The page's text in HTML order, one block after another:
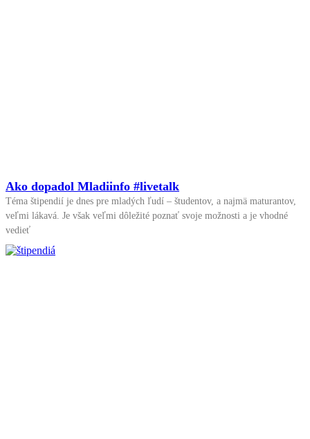
Ako dopadol Mladiinfo #livetalk
Téma štipendií je dnes pre mladých ľudí – študentov, a najmä maturantov,
veľmi lákavá. Je však veľmi dôležité poznať svoje možnosti a je vhodné
vedieť